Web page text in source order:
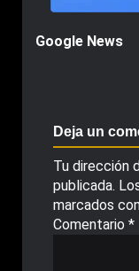
Google News
Deja un
Tu dirección
publicada.
marcados
Comentario *